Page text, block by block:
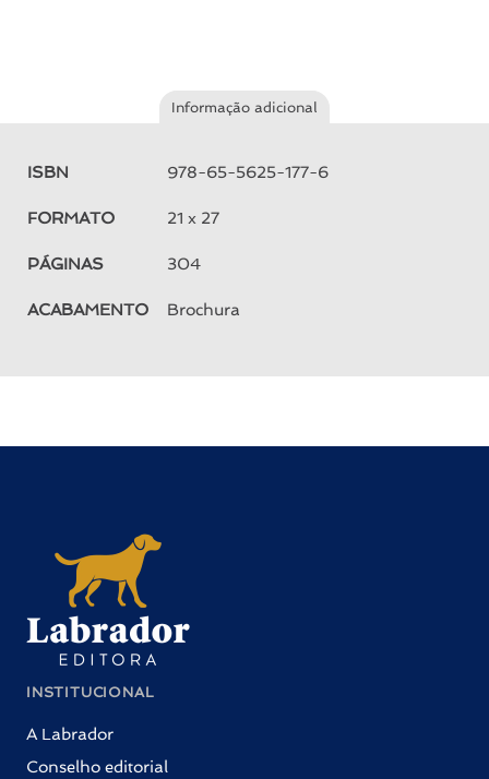
Informação adicional
ISBN 978-65-5625-177-6
FORMATO 21 x 27
PÁGINAS 304
ACABAMENTO Brochura
INSTITUCIONAL
A Labrador
Conselho editorial